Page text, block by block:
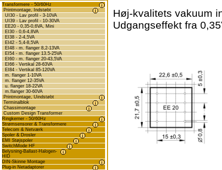
Transformere - 50/60Hz
Printmontage, Indstøbt
UI30 - Lav profil - 3-10VA
UI39 - Lav profil - 10-30VA
EE20 - 0,35-0,6VA, Mini
EI30 - 0,6-4,8VA
EI38 - 2-4,5VA
EI42 - 5,4-8,5VA
EI48 - m. flanger 8,2-13VA
EI54 - m. flanger 13.5-25VA
EI60 - m. flanger 20-43,5VA
EI66 - Vertikal 28-63VA
EI84 - Vertikal 85-120VA
m. flanger 1-10VA
m. flanger 12-35VA
u. flanger 18-22VA
m.flanger 30-60VA
Printmontage, Uindstøbt
Terminalblok
Chassimontage
Custom Design Transformer
Ringkerner - 50/60Hz
Strømsensorer & Transformere
Telecom & Netværk
Spoler & Drosler
EMI Støjspoler
SwitchMode HF
Belysning-Ballast-Halogen-
HID
DIN-Skinne Montage
Plug-in Netadaptorer
Høj-kvalitets vakuum
Udgangseffekt fra